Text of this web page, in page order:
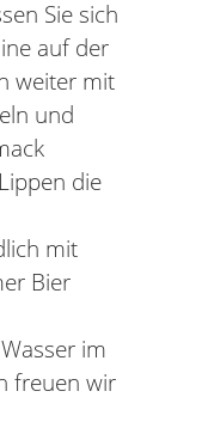
Sie sich
auf der
weiter mit
und
die
mit
Bier
im
freuen wir